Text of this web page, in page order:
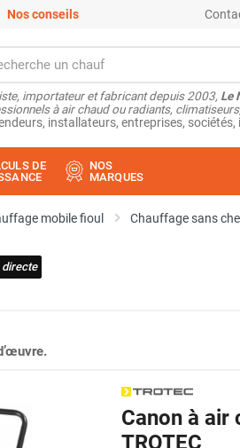
Nos conseils
importateur et fabricant depuis 2003, Le
à air chaud ou radiants,
installateurs, entreprises,
DE
NOS
MARQUES
mobile fioul Chauffage sans
directe
Canon à air
TROTEC